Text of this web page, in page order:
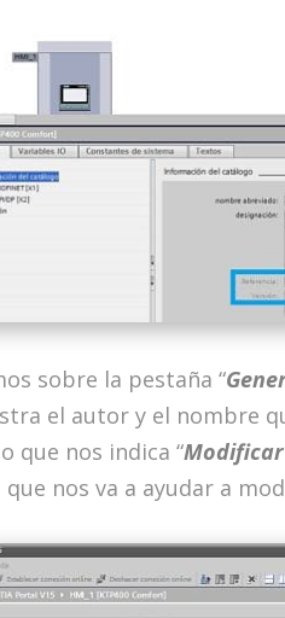
sobre la pestaña “
el autor y el nombre
que nos indica “
nos va a ayudar a